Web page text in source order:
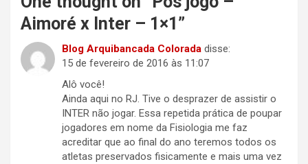
Aimoré x Inter – 1×1 ”
Blog Arquibancada Colorada disse:
15 de fevereiro de 2016 às 11:07
Alô você!
Ainda aqui no RJ. Tive o desprazer de assistir o
INTER não jogar. Essa repetida prática de poupar
jogadores em nome da Fisiologia me faz
acreditar que ao final do ano teremos todos os
atletas preservados fisicamente e mais uma vez